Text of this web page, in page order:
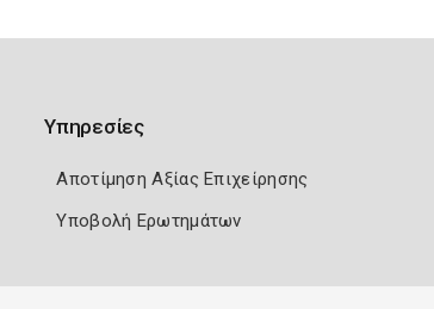
Υπηρεσίες
Αποτίμηση Αξίας Επιχείρησης
Υποβολή Ερωτημάτων